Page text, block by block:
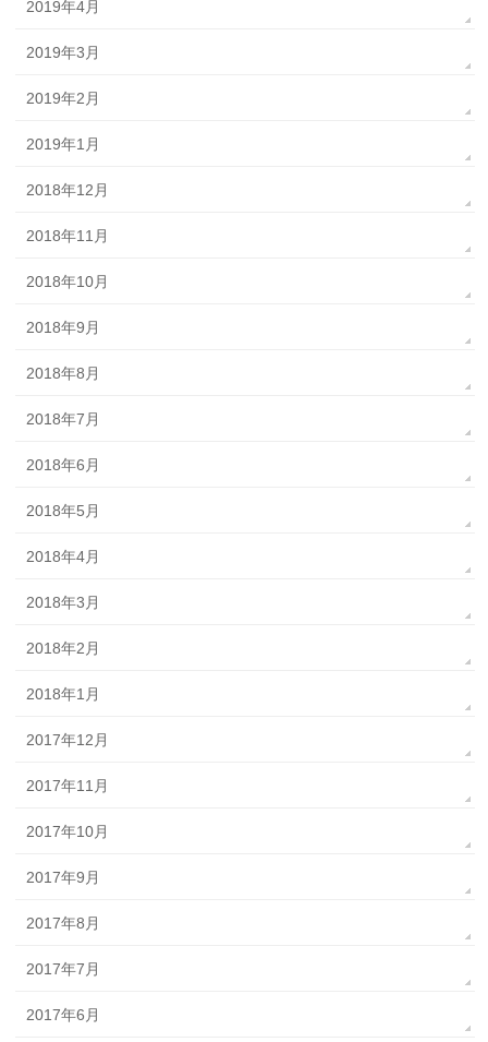
2019年4月
2019年3月
2019年2月
2019年1月
2018年12月
2018年11月
2018年10月
2018年9月
2018年8月
2018年7月
2018年6月
2018年5月
2018年4月
2018年3月
2018年2月
2018年1月
2017年12月
2017年11月
2017年10月
2017年9月
2017年8月
2017年7月
2017年6月